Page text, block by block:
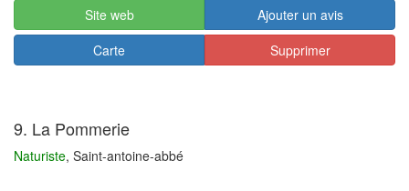
Site web
Ajouter un avis
Carte
Supprimer
9. La Pommerie
Naturiste, Saint-antoine-abbé